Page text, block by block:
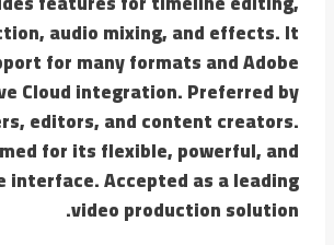
audio mixing, and effects. It
for many formats and Adobe
Cloud integration. Preferred by
editors, and content creators.
for its flexible, powerful, and
Accepted as a leading
video production solution.